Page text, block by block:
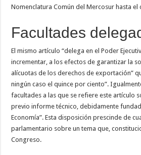
Nomenclatura Común del Mercosur hasta el
Facultades
El mismo artículo “delega en el Poder
incrementar, a los efectos de garantizar la
alícuotas de los derechos de exportación”
ningún caso el quince por ciento”.
facultades a las que se refiere este artículo
previo informe técnico, debidamente
Economía”. Esta disposición prescinde de
parlamentario sobre un tema que,
Congreso.